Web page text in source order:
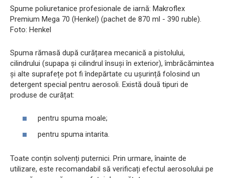
Spume poliuretanice profesionale de iarnă: Makroflex
Premium Mega 70 (Henkel) (pachet de 870 ml - 390 ruble).
Foto: Henkel
Spuma rămasă după curățarea mecanică a pistolului,
cilindrului (supapa și cilindrul însuși în exterior), îmbrăcămintea
și alte suprafețe pot fi îndepărtate cu ușurință folosind un
detergent special pentru aerosoli. Există două tipuri de
produse de curățat:
pentru spuma moale;
pentru spuma intarita.
Toate conțin solvenți puternici. Prin urmare, înainte de
utilizare, este recomandabil să verificați efectul aerosolului pe